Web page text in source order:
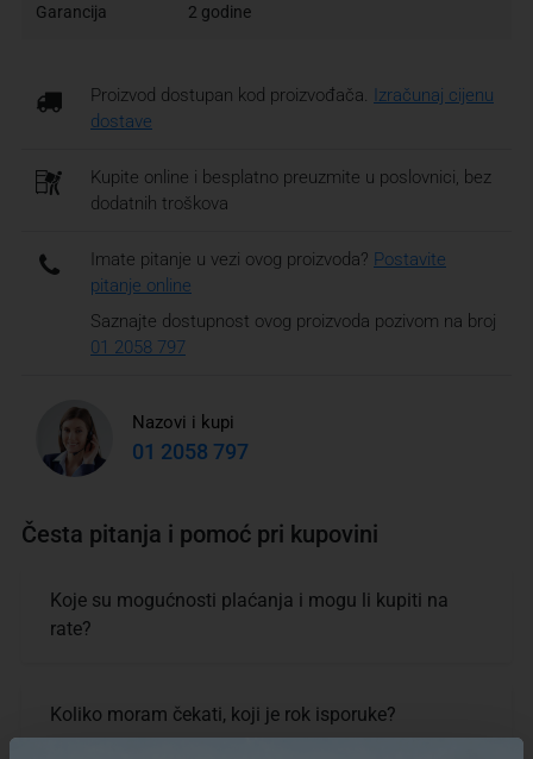
Garancija 2 godine
Proizvod dostupan kod proizvođača.
Izračunaj cijenu
dostave
Kupite online i besplatno preuzmite u poslovnici, bez
dodatnih troškova
Imate pitanje u vezi ovog proizvoda? Postavite
pitanje online
Saznajte dostupnost ovog proizvoda pozivom na broj
01 2058 797
Nazovi i kupi
01 2058 797
Česta pitanja i pomoć pri kupovini
Koje su mogućnosti plaćanja i mogu li kupiti na
rate?
Koliko moram čekati, koji je rok isporuke?